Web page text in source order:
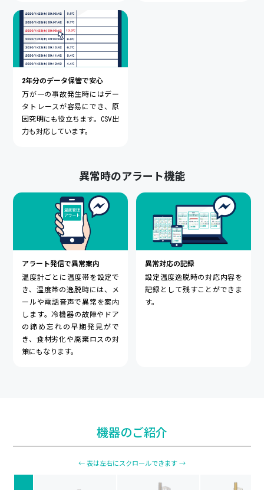
2年分のデータ保管で安心
万が一の事故発生時にはデー
タトレースが容易にでき、原
因究明にも役立ちます。CSV出
力も対応しています。
異常時のアラート機能
アラート発信で異常案内
温度計ごとに温度帯を設定で
き、温度帯の逸脱時には、メ
ールや電話音声で異常を案内
します。冷機器の故障やドア
の締め忘れの早期発見がで
き、食材劣化や廃棄ロスの対
策にもなります。
異常対応の記録
設定温度逸脱時の対応内容を
記録として残すことができま
す。
機器のご紹介
← 表は左右にスクロールできます →